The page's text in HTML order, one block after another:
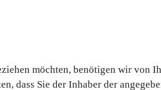
möchten, benötigen wir von
dass Sie der Inhaber der